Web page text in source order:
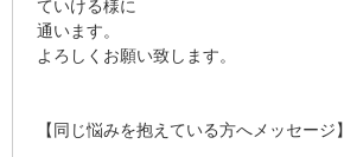
ていける様に
通います。
よろしくお願い致します。
【同じ悩みを抱えている方へメッセージ】